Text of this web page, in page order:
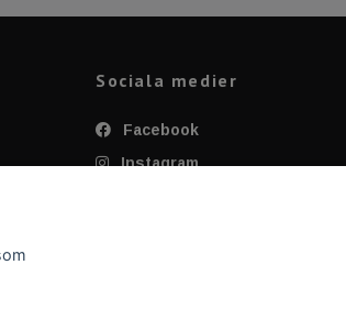
Sociala medier
Facebook
Instagram